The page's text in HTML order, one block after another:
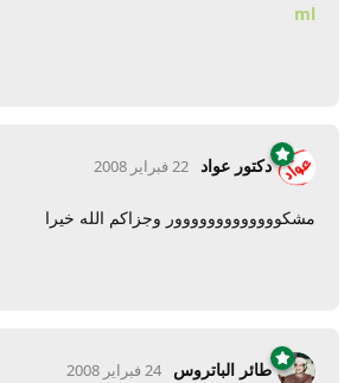
ml
دكتور عواد 22 فبراير 2008
مشكووووووووووووور وجزاكم الله خيرا
طائر الباتروس 24 فبراير 2008